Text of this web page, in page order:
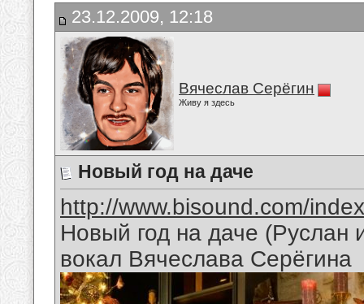
23.12.2009, 12:18
Вячеслав Серёгин
Живу я здесь
Новый год на даче
http://www.bisound.com/
Новый год на даче
вокал Вячеслава Серёгина